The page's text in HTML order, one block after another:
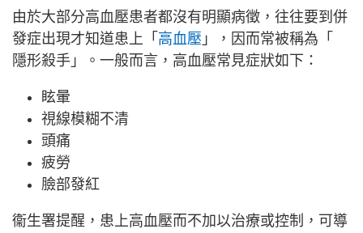
由於大部分高血壓患者都沒有明顯病徵，往往要到併
發症出現才知道患上「 高血壓 」，因而常被稱為「
隱形殺手」。一般而言，高血壓常見症狀如下：
眩暈
視線模糊不清
頭痛
疲勞
臉部發紅
衞生署提醒，患上高血壓而不加以治療或控制，可導